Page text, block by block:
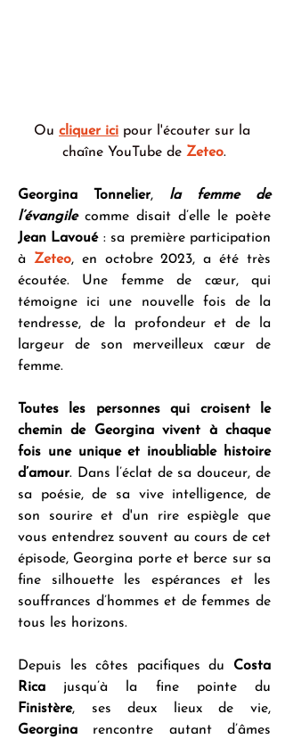
Ou cliquer ici pour l'écouter sur la
chaîne YouTube de Zeteo.
Georgina Tonnelier, la femme de
l’évangile
Jean Lavoué : sa première participation
à Zeteo, en octobre 2023, a été très
écoutée. Une femme de cœur, qui
témoigne ici une nouvelle fois de la
tendresse, de la profondeur et de la
largeur de son merveilleux cœur de
femme.
Toutes les personnes qui croisent le
chemin de Georgina vivent à chaque
fois une unique et inoubliable histoire
d’amour. Dans l’éclat de sa douceur, de
sa poésie, de sa vive intelligence, de
son sourire et d'un rire espiègle que
vous entendrez souvent au cours de cet
épisode, Georgina porte et berce sur sa
fine silhouette les espérances et les
souffrances d’hommes et de femmes de
tous les horizons.
Depuis les côtes pacifiques du Costa
Rica
Finistère
Georgina rencontre autant d’âmes